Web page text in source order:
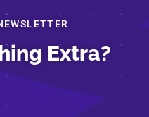
Extra?
– Legambiente